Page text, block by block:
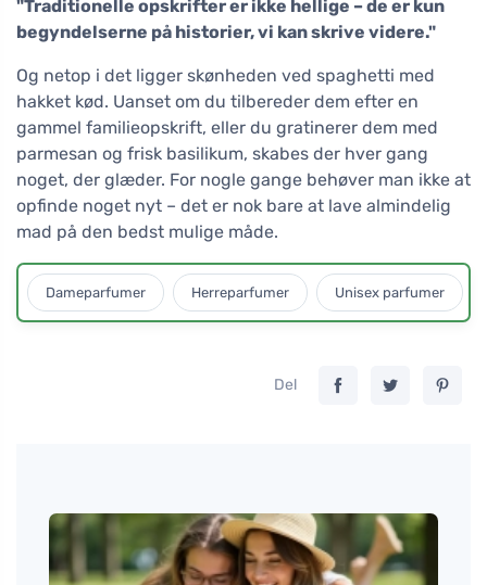
"Traditionelle opskrifter er ikke hellige – de er kun
begyndelserne på historier, vi kan skrive videre."
Og netop i det ligger skønheden ved spaghetti med
hakket kød. Uanset om du tilbereder dem efter en
gammel familieopskrift, eller du gratinerer dem med
parmesan og frisk basilikum, skabes der hver gang
noget, der glæder. For nogle gange behøver man ikke at
opfinde noget nyt – det er nok bare at lave almindelig
mad på den bedst mulige måde.
Dameparfumer Herreparfumer Unisex parfumer
Del